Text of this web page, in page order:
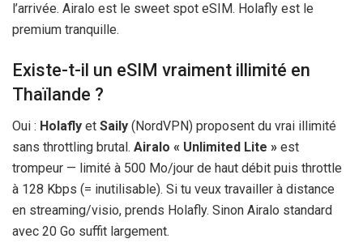
l’arrivée. Airalo est le sweet spot eSIM. Holafly est le
premium tranquille.
Existe-t-il un eSIM vraiment illimité en
Thaïlande ?
Oui : Holafly et Saily (NordVPN) proposent du vrai illimité
sans throttling brutal. Airalo « Unlimited Lite » est
trompeur — limité à 500 Mo/jour de haut débit puis throttle
à 128 Kbps (= inutilisable). Si tu veux travailler à distance
en streaming/visio, prends Holafly. Sinon Airalo standard
avec 20 Go suffit largement.